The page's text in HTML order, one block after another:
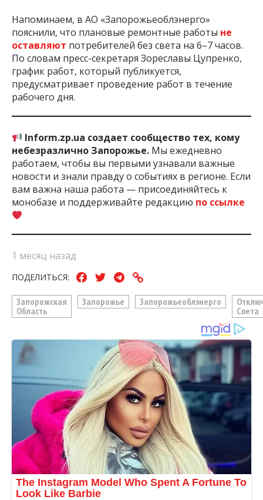
Напоминаем, в АО «Запорожьеоблэнерго»
пояснили, что плановые ремонтные работы не
оставляют потребителей без света на 6–7 часов.
По словам пресс-секретаря Зореславы Цупренко,
график работ, который публикуется,
предусматривает проведение работ в течение
рабочего дня.
Inform.zp.ua создает сообщество тех, кому
небезразлично Запорожье. Мы ежедневно
работаем, чтобы вы первыми узнавали важные
новости и знали правду о событиях в регионе. Если
вам важна наша работа — присоединяйтесь к
монобазе и поддерживайте редакцию по ссылке
1 месяц назад
ПОДЕЛИТЬСЯ:
Запорожская
Область
Запорожье Запорожьеоблэнерго
Света